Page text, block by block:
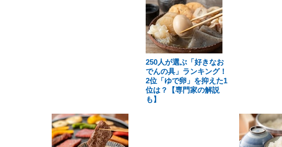
250人が選ぶ「好きなお
でんの具」ランキング！
2位「ゆで卵」を抑えた1
位は？【専門家の解説
も】